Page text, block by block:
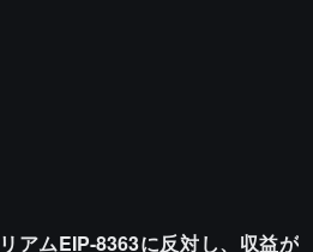
アムEIP-8363に反対し、収益が